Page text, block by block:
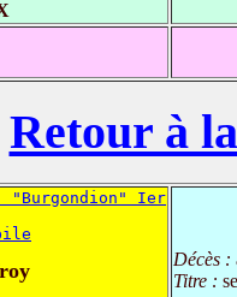
Retour à
"Burgondion" Ier
Décès :
Titre :